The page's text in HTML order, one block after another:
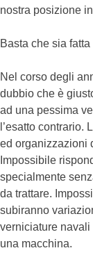
nostra posizione
Basta che sia fatta
Nel corso degli
dubbio che è
ad una pessima
l’esatto contrario.
ed organizzazioni
Impossibile
specialmente
da trattare.
subiranno
verniciature
una macchina.